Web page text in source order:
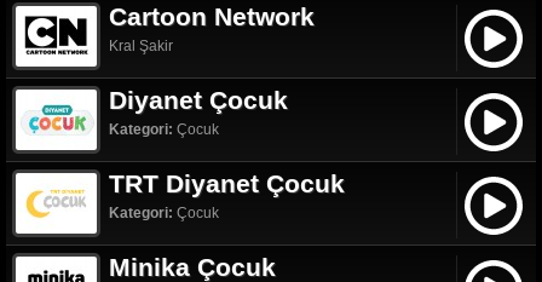
Cartoon Network
Kral Şakir
Diyanet Çocuk
Kategori: Çocuk
TRT Diyanet Çocuk
Kategori: Çocuk
Minika Çocuk